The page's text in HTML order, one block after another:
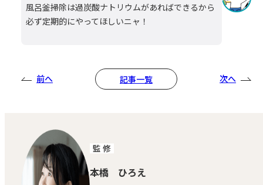
風呂釜掃除は過炭酸ナトリウムがあればできるから
必ず定期的にやってほしいニャ！
前へ 記事一覧 次へ
監 修
本橋 ひろえ